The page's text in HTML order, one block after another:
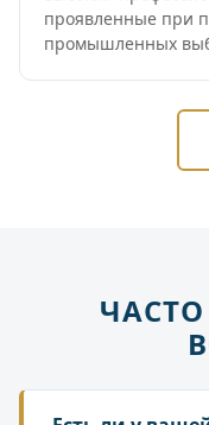
проявленные при
промышленных